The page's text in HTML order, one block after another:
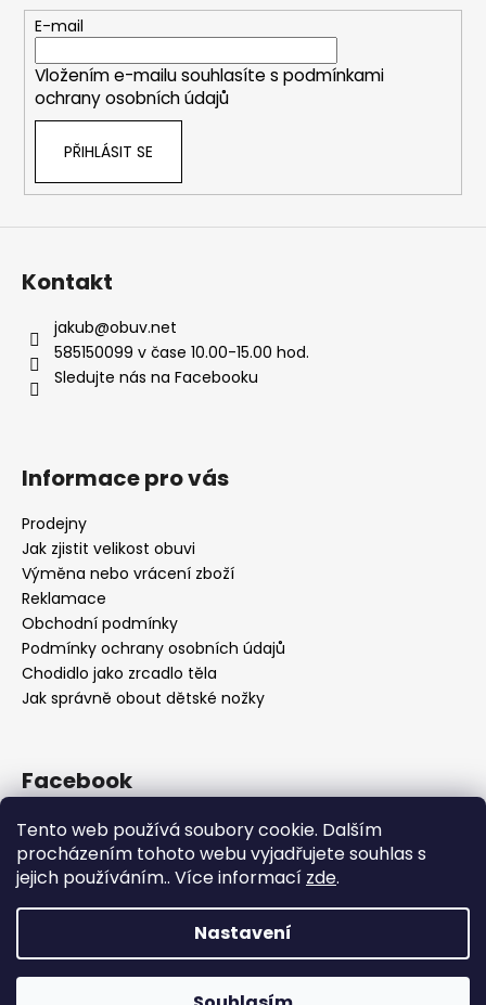
Tento web používá soubory cookie. Dalším
procházením tohoto webu vyjadřujete souhlas s
jejich používáním.. Více informací zde.
Nastavení
E-mail
Vložením e-mailu souhlasíte s podmínkami
ochrany osobních údajů
PŘIHLÁSIT SE
Kontakt
jakub@obuv.net
585150099 v čase 10.00-15.00 hod.
Sledujte nás na Facebooku
Informace pro vás
Prodejny
Jak zjistit velikost obuvi
Výměna nebo vrácení zboží
Reklamace
Obchodní podmínky
Podmínky ochrany osobních údajů
Chodidlo jako zrcadlo těla
Jak správně obout dětské nožky
Facebook
Vytvořil Shoptet